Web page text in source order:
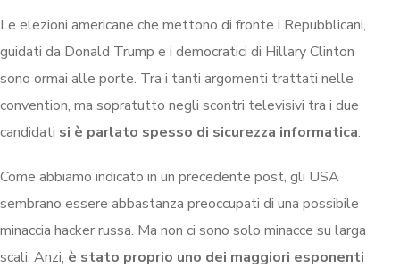
Le elezioni americane che mettono di fronte i Repubblicani,
guidati da Donald Trump e i democratici di Hillary Clinton
sono ormai alle porte. Tra i tanti argomenti trattati nelle
convention, ma sopratutto negli scontri televisivi tra i due
candidati si è parlato spesso di sicurezza informatica.
Come abbiamo indicato in un precedente post, gli USA
sembrano essere abbastanza preoccupati di una possibile
minaccia hacker russa. Ma non ci sono solo minacce su larga
scali. Anzi, è stato proprio uno dei maggiori esponenti